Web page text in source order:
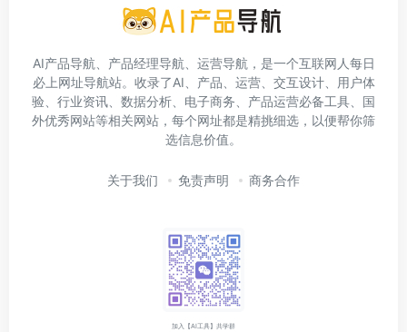
AI产品导航、产品经理导航、运营导航，是一个互联网人每日
必上网址导航站。收录了AI、产品、运营、交互设计、用户体
验、行业资讯、数据分析、电子商务、产品运营必备工具、国
外优秀网站等相关网站，每个网址都是精挑细选，以便帮你筛
选信息价值。
关于我们 免责声明 商务合作
加入【AI工具】共学群